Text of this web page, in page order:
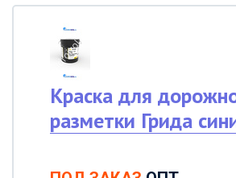
Краска для
разметки Грида